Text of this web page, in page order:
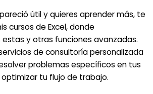
útil y quieres aprender más, te
cursos de Excel, donde
y otras funciones avanzadas.
de consultoría personalizada
problemas específicos en tus
tu flujo de trabajo.